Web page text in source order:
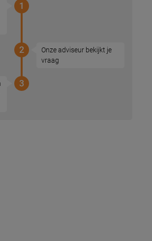
1
Onze adviseur bekijkt je
vraag
2
3